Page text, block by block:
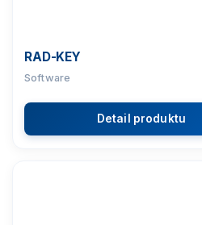
RAD-KEY
Software
Detail produktu